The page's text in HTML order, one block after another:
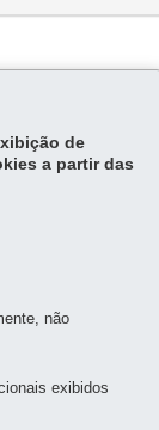
Início
de
a partir das
não
exibidos